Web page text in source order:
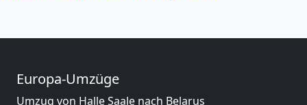
Europa-Umzüge
Umzug von Halle Saale nach Belarus